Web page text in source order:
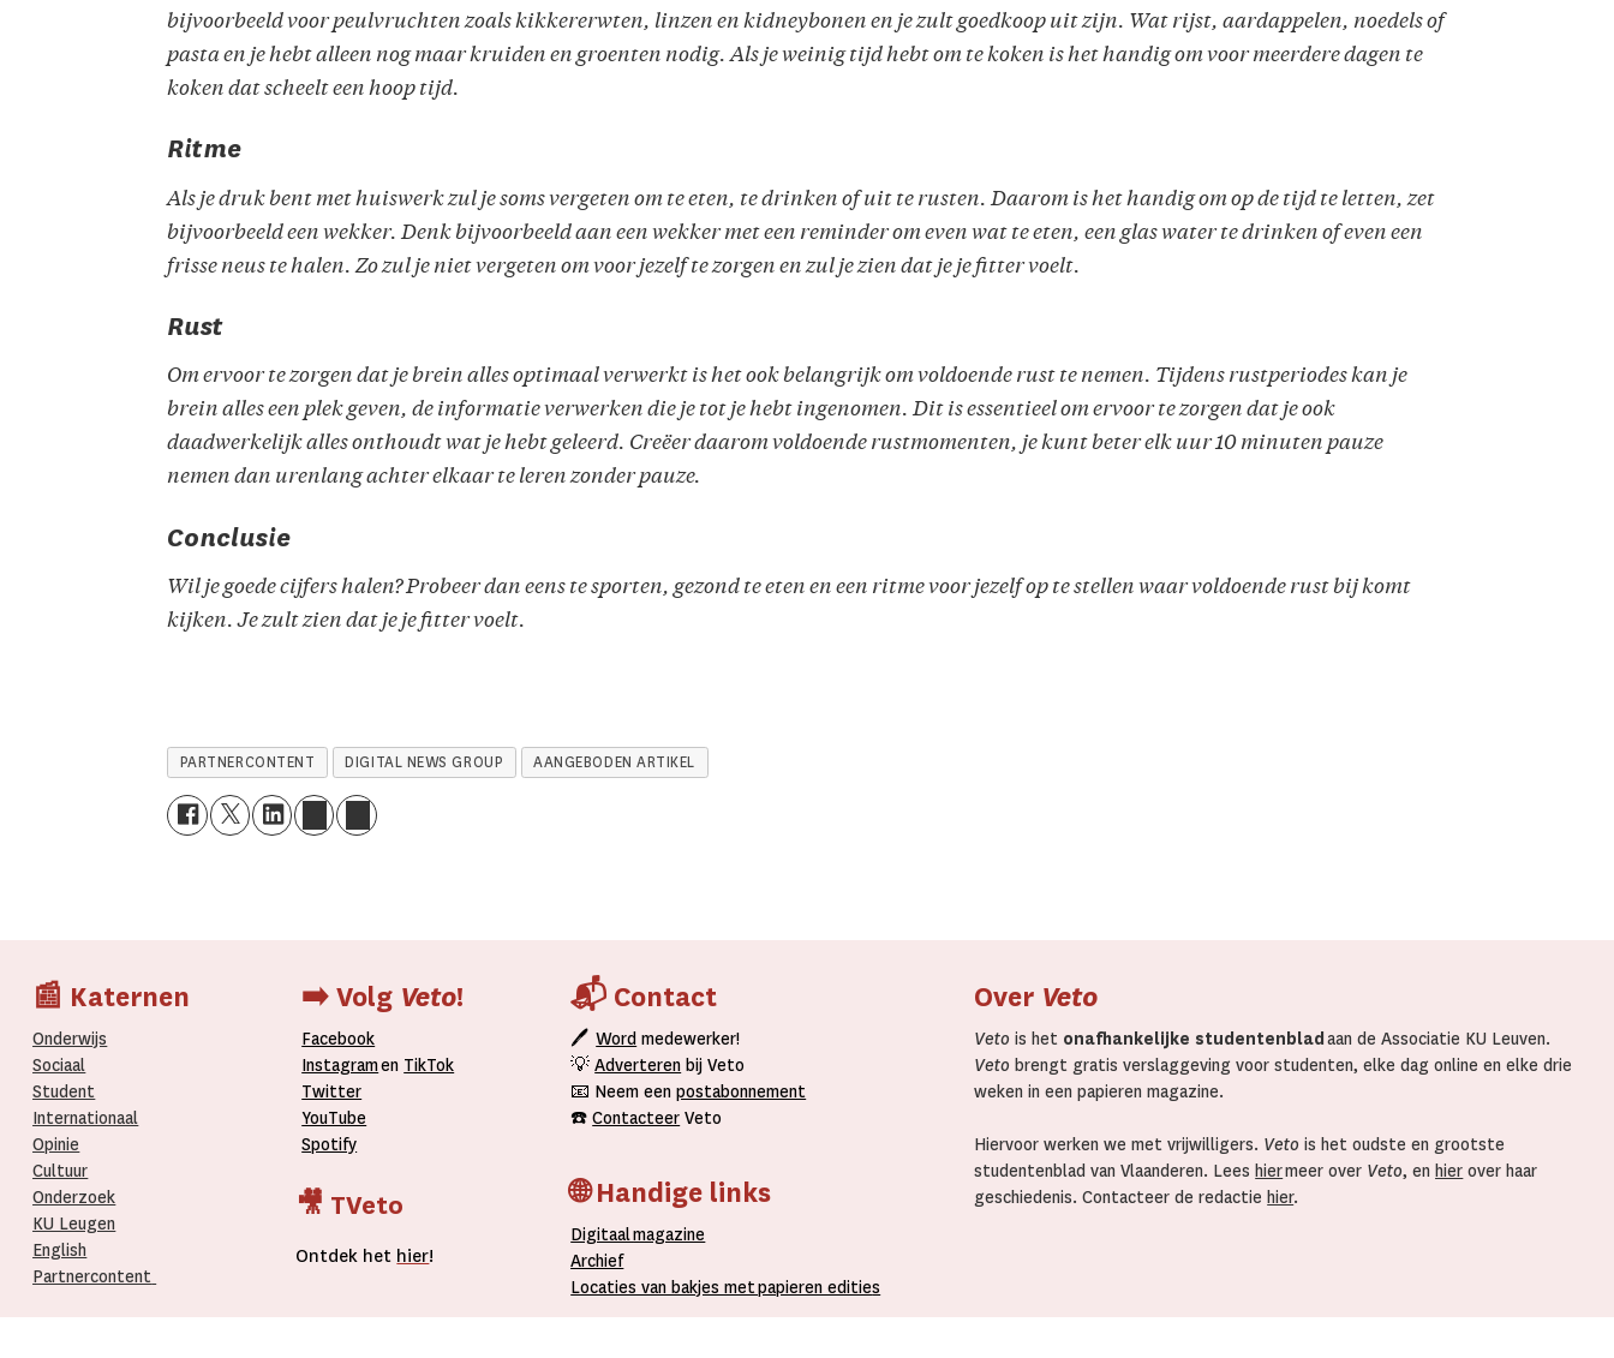
bijvoorbeeld voor peulvruchten zoals kikkererwten, linzen en kidneybonen en je zult goedkoop uit zijn. Wat rijst, aardappelen, noedels of
pasta en je hebt alleen nog maar kruiden en groenten nodig. Als je weinig tijd hebt om te koken is het handig om voor meerdere dagen te
koken dat scheelt een hoop tijd.
Ritme
Als je druk bent met huiswerk zul je soms vergeten om te eten, te drinken of uit te rusten. Daarom is het handig om op de tijd te letten, zet
bijvoorbeeld een wekker. Denk bijvoorbeeld aan een wekker met een reminder om even wat te eten, een glas water te drinken of even een
frisse neus te halen. Zo zul je niet vergeten om voor jezelf te zorgen en zul je zien dat je je fitter voelt.
Rust
Om ervoor te zorgen dat je brein alles optimaal verwerkt is het ook belangrijk om voldoende rust te nemen. Tijdens rustperiodes kan je
brein alles een plek geven, de informatie verwerken die je tot je hebt ingenomen. Dit is essentieel om ervoor te zorgen dat je ook
daadwerkelijk alles onthoudt wat je hebt geleerd. Creëer daarom voldoende rustmomenten, je kunt beter elk uur 10 minuten pauze
nemen dan urenlang achter elkaar te leren zonder pauze.
Conclusie
Wil je goede cijfers halen? Probeer dan eens te sporten, gezond te eten en een ritme voor jezelf op te stellen waar voldoende rust bij komt
kijken. Je zult zien dat je je fitter voelt.
PARTNERCONTENT DIGITAL NEWS GROUP AANGEBODEN ARTIKEL
📰 Katernen
Onderwijs
Sociaal
Student
Internationaal­
Opinie
Cultuur
Onderzoek
KU Leugen
English
Partnercontent
➡️ Volg Veto!
Facebook
Instagramen TikTok
Twitter
YouTube
Spotify
🎥 TVeto
Ontdek het hier!
📬 Contact
🖊Word medewerker!
💡Adverteren bij Veto
📧 Neem eenpostabonnement
☎️Contacteer Veto
🌐 Handige links
Digitaalmagazine
Archief
Locaties van bakjes metpapieren edities
Over Veto
Veto is het onafhankelijke studentenblad aan de Associatie KU Leuven.
Veto brengt gratis verslaggeving voor studenten, elke dag online en elke drie
weken in een papieren magazine.
Hiervoor werken we met vrijwilligers. Veto is het oudste en grootste
studentenblad van Vlaanderen. Lees hiermeer over Veto, en hier over haar
geschiedenis. Contacteer de redactie hier.